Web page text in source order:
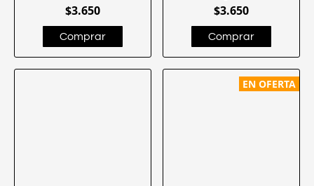
$3.650 $3.650
EN OFERTA